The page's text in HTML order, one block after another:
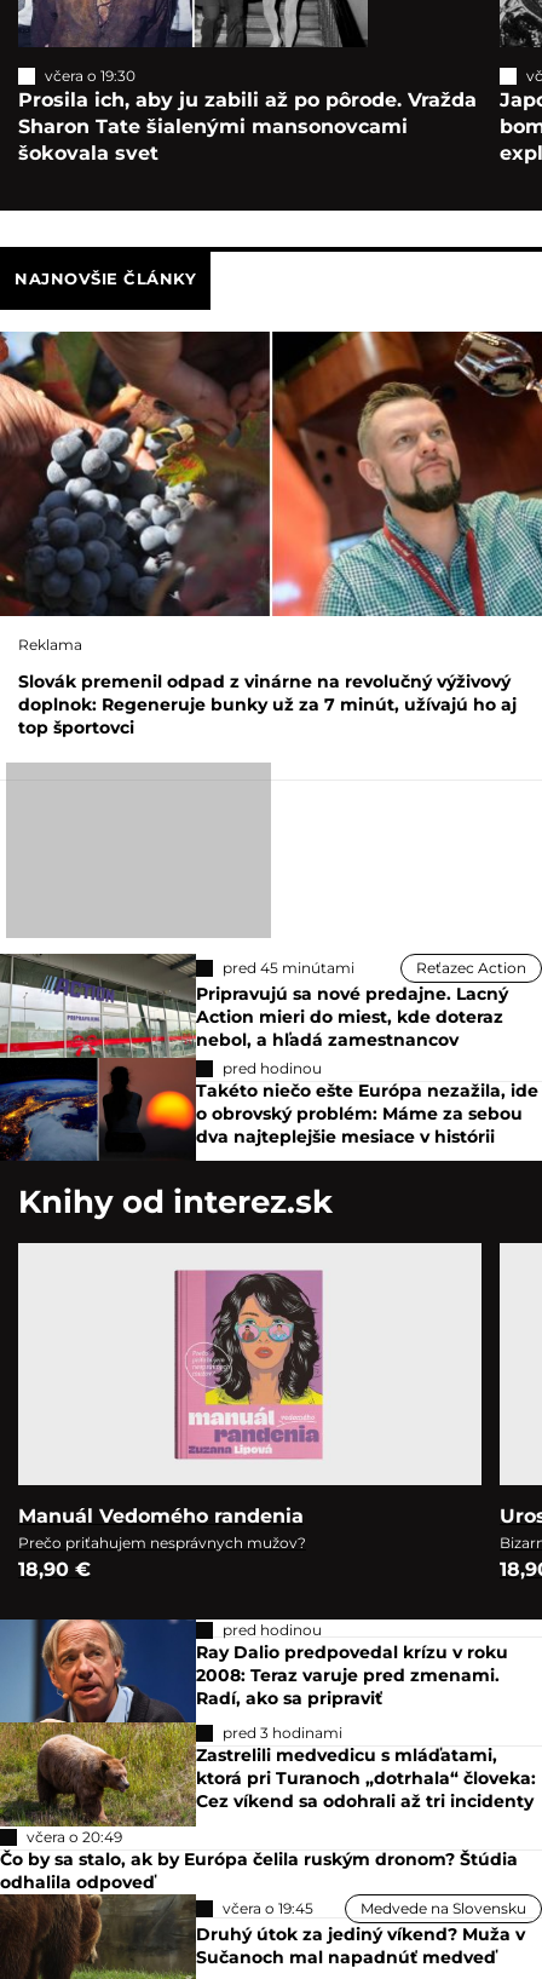
včera o 19:30
Prosila ich, aby ju zabili až po pôrode. Vražda
Sharon Tate šialenými mansonovcami
šokovala svet
NAJNOVŠIE ČLÁNKY
Reklama
Slovák premenil odpad z vinárne na revolučný výživový
doplnok: Regeneruje bunky už za 7 minút, užívajú ho aj
top športovci
pred 45 minútami Reťazec Action
Pripravujú sa nové predajne. Lacný
Action mieri do miest, kde doteraz
nebol, a hľadá zamestnancov
pred hodinou
Takéto niečo ešte Európa nezažila, ide
o obrovský problém: Máme za sebou
dva najteplejšie mesiace v histórii
Knihy od interez.sk
Manuál Vedomého randenia
Prečo priťahujem nesprávnych mužov?
18,90 €
pred hodinou
Ray Dalio predpovedal krízu v roku
2008: Teraz varuje pred zmenami.
Radí, ako sa pripraviť
pred 3 hodinami
Zastrelili medvedicu s mláďatami,
ktorá pri Turanoch „dotrhala“ človeka:
Cez víkend sa odohrali až tri incidenty
včera o 20:49
Čo by sa stalo, ak by Európa čelila ruským dronom? Štúdia
odhalila odpoveď
včera o 19:45 Medvede na Slovensku
Druhý útok za jediný víkend? Muža v
Sučanoch mal napadnúť medveď